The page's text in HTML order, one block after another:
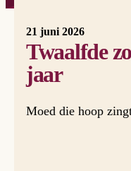
21 juni 2026
Twaalfde
jaar
Moed die hoop